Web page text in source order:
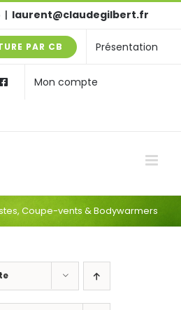
| laurent@claudegilbert.fr
PAR CB Présentation
Mon compte
Coupe-vents & Bodywarmers